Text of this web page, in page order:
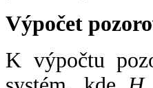
Výpočet
K výpočtu